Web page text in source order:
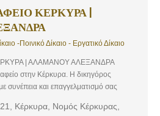
ΚΕΡΚΥΡΑ |
-Ποινικό Δίκαιο - Εργατικό Δίκαιο
| ΑΛΑΜΑΝΟΥ ΑΛΕΞΑΝΔΡΑ
στην Κέρκυρα. Η δικηγόρος
και επαγγελματισμό σας
Δίκαιο, Ποινικό Δίκαιο, Εργατικό
Κέρκυρα, Νομός Κέρκυρας,